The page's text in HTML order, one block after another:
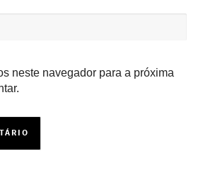
neste navegador para a próxima